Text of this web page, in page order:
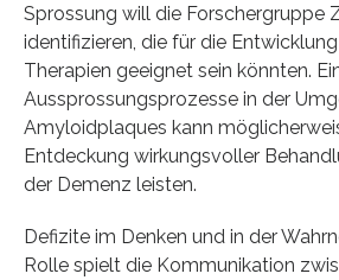
Sprossung will die Forschergruppe
identifizieren, die für die
Therapien geeignet sein könnten.
Aussprossungsprozesse in der
Amyloidplaques kann
Entdeckung wirkungsvoller
der Demenz leisten.
Defizite im Denken und in der
Rolle spielt die Kommunikation